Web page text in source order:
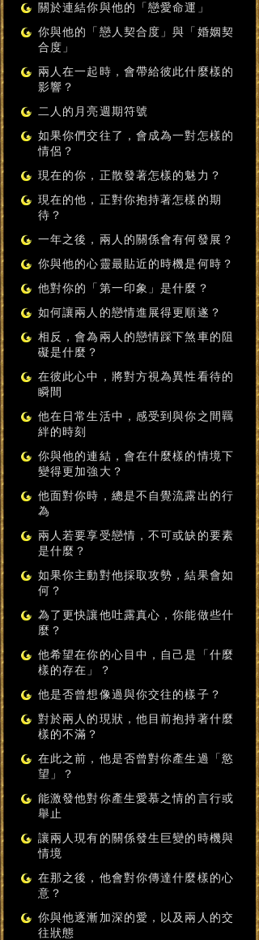
關於連結你與他的「戀愛命運」
你與他的「戀人契合度」與「婚姻契
合度」
兩人在一起時，會帶給彼此什麼樣的
影響？
二人的月亮週期符號
如果你們交往了，會成為一對怎樣的
情侶？
現在的你，正散發著怎樣的魅力？
現在的他，正對你抱持著怎樣的期
待？
一年之後，兩人的關係會有何發展？
你與他的心靈最貼近的時機是何時？
他對你的「第一印象」是什麼？
如何讓兩人的戀情進展得更順遂？
相反，會為兩人的戀情踩下煞車的阻
礙是什麼？
在彼此心中，將對方視為異性看待的
瞬間
他在日常生活中，感受到與你之間羈
絆的時刻
你與他的連結，會在什麼樣的情境下
變得更加強大？
他面對你時，總是不自覺流露出的行
為
兩人若要享受戀情，不可或缺的要素
是什麼？
如果你主動對他採取攻勢，結果會如
何？
為了更快讓他吐露真心，你能做些什
麼？
他希望在你的心目中，自己是「什麼
樣的存在」？
他是否曾想像過與你交往的樣子？
對於兩人的現狀，他目前抱持著什麼
樣的不滿？
在此之前，他是否曾對你產生過「慾
望」？
能激發他對你產生愛慕之情的言行或
舉止
讓兩人現有的關係發生巨變的時機與
情境
在那之後，他會對你傳達什麼樣的心
意？
你與他逐漸加深的愛，以及兩人的交
往狀態